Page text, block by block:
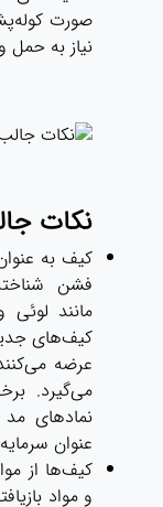
صورت
نیاز به حمل
نکات
کیف‌ به
فشن
مانند
کیف‌های
عرضه
می‌گیرد.
نمادهای
عنوان
کیف‌ها از
و مواد